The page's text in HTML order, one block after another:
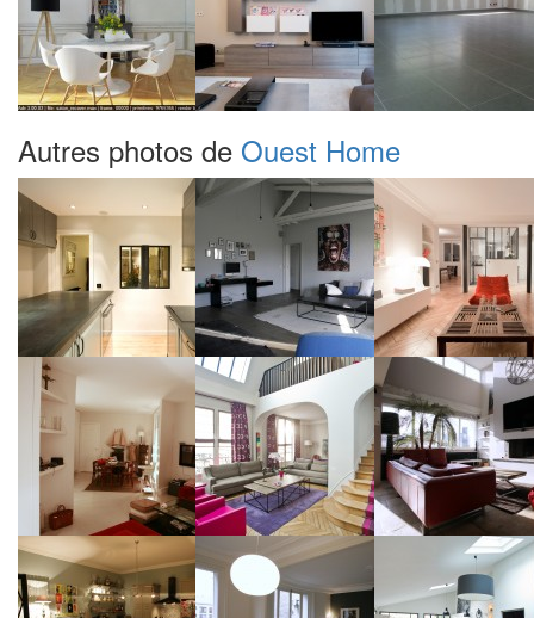
Autres photos de Ouest Home